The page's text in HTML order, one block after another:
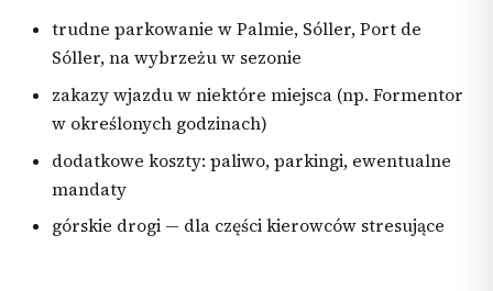
trudne parkowanie w Palmie, Sóller, Port de
Sóller, na wybrzeżu w sezonie
zakazy wjazdu w niektóre miejsca (np. Formentor
w określonych godzinach)
dodatkowe koszty: paliwo, parkingi, ewentualne
mandaty
górskie drogi — dla części kierowców stresujące